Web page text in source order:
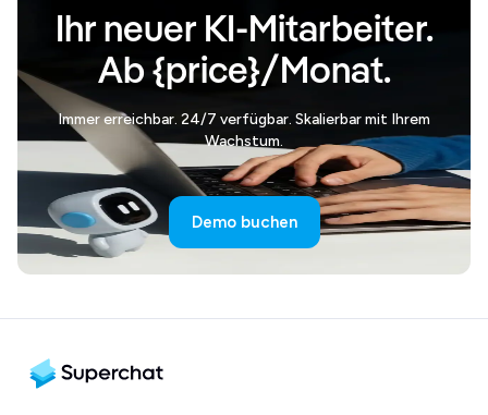
Ihr neuer KI-Mitarbeiter.
Ab {price}/Monat.
Immer erreichbar. 24/7 verfügbar. Skalierbar mit Ihrem
Wachstum.
Demo buchen